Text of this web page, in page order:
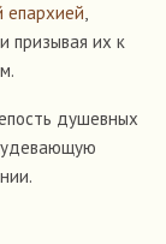
епархией,
призывая их к
душевных